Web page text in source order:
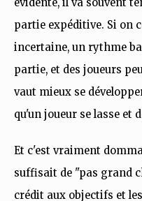
partie expéditive. Si on
incertaine, un rythme
partie, et des joueurs
vaut mieux se
qu'un joueur se lasse et
Et c'est vraiment
suffisait de "pas grand
crédit aux objectifs et